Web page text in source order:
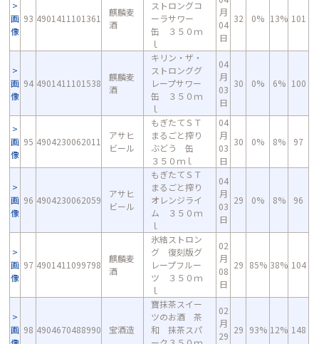
画
像
93 4901411101361
麒麟麦
酒
ストロングコ
ーラサワー
缶 ３５０ｍ
ｌ
月
04
日
32 0% 13% 101
画
像
94 4901411101538
麒麟麦
酒
キリン・ザ・
ストロンググ
レープサワー
缶 ３５０ｍ
ｌ
04
月
03
日
30 0% 6% 100
画
像
95 4904230062011
アサヒ
ビール
もぎたてＳＴ
まるごと搾り
ぶどう 缶
３５０ｍｌ
04
月
03
日
30 0% 8% 97
画
像
96 4904230062059
アサヒ
ビール
もぎたてＳＴ
まるごと搾り
オレンジライ
ム ３５０ｍ
ｌ
04
月
03
日
29 0% 8% 96
画
像
97 4901411099798
麒麟麦
酒
氷結ストロン
グ 復刻版グ
レープフルー
ツ ３５０ｍ
ｌ
02
月
08
日
29 85% 38% 104
画 98 4904670488990 宝酒造
寶抹茶スイー
ツのお酒 茶
和 抹茶スパ
02
月
29
29 93% 12% 148